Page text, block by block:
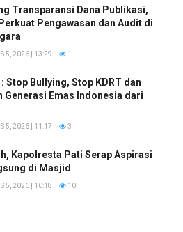
Transparansi Dana Publikasi,
Pengawasan dan Audit di
5, 2026 | 13:29 1
Stop Bullying, Stop KDRT dan
Generasi Emas Indonesia dari
5, 2026 | 11:17 3
Kapolresta Pati Serap Aspirasi
di Masjid
5, 2026 | 10:18 10